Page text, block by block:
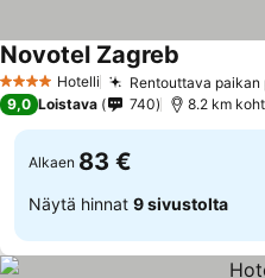
4 Tähtiluokitus
Hotelli Rentouttava paikan
Novotel Zagreb
9,0 Loistava 740 8.2 km
Alkaen 83 €
Näytä hinnat 9 sivustolta